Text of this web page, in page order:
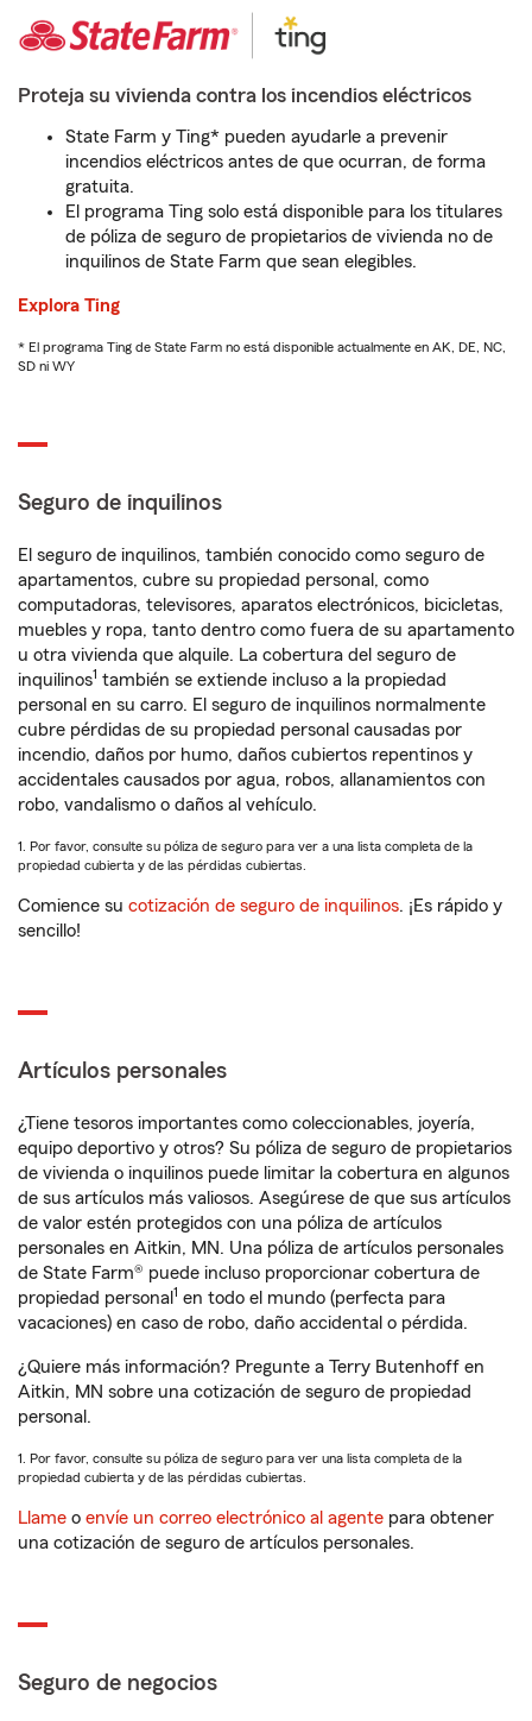
Proteja su vivienda contra los incendios eléctricos
State Farm y Ting* pueden ayudarle a prevenir
incendios eléctricos antes de que ocurran, de forma
gratuita.
El programa Ting solo está disponible para los titulares
de póliza de seguro de propietarios de vivienda no de
inquilinos de State Farm que sean elegibles.
Explora Ting
* El programa Ting de State Farm no está disponible actualmente en AK, DE, NC,
SD ni WY
Seguro de inquilinos
El seguro de inquilinos, también conocido como seguro de
apartamentos, cubre su propiedad personal, como
computadoras, televisores, aparatos electrónicos, bicicletas,
muebles y ropa, tanto dentro como fuera de su apartamento
u otra vivienda que alquile. La cobertura del seguro de
inquilinos1 también se extiende incluso a la propiedad
personal en su carro. El seguro de inquilinos normalmente
cubre pérdidas de su propiedad personal causadas por
incendio, daños por humo, daños cubiertos repentinos y
accidentales causados por agua, robos, allanamientos con
robo, vandalismo o daños al vehículo.
1. Por favor, consulte su póliza de seguro para ver a una lista completa de la
propiedad cubierta y de las pérdidas cubiertas.
Comience su cotización de seguro de inquilinos. ¡Es rápido y
sencillo!
Artículos personales
¿Tiene tesoros importantes como coleccionables, joyería,
equipo deportivo y otros? Su póliza de seguro de propietarios
de vivienda o inquilinos puede limitar la cobertura en algunos
de sus artículos más valiosos. Asegúrese de que sus artículos
de valor estén protegidos con una póliza de artículos
personales en Aitkin, MN. Una póliza de artículos personales
de State Farm® puede incluso proporcionar cobertura de
propiedad personal 1 en todo el mundo (perfecta para
vacaciones) en caso de robo, daño accidental o pérdida.
¿Quiere más información? Pregunte a Terry Butenhoff en
Aitkin, MN sobre una cotización de seguro de propiedad
personal.
1. Por favor, consulte su póliza de seguro para ver una lista completa de la
propiedad cubierta y de las pérdidas cubiertas.
Llame o envíe un correo electrónico al agente para obtener
una cotización de seguro de artículos personales.
Seguro de negocios